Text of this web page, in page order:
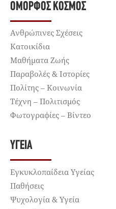
ΌΜΟΡΦΟΣ ΚΌΣΜΟΣ
Ανθρώπινες Σχέσεις
Κατοικίδια
Μαθήματα Ζωής
Παραβολές & Ιστορίες
Πολίτης – Κοινωνία
Τέχνη – Πολιτισμός
Φωτογραφίες – Βίντεο
ΥΓΕΊΑ
Εγκυκλοπαίδεια Υγείας
Παθήσεις
Ψυχολογία & Υγεία